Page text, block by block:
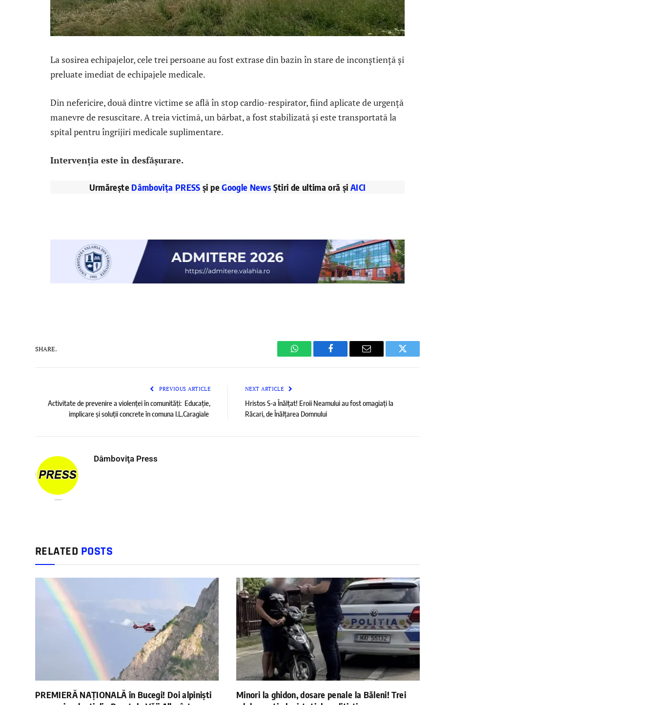
La sosirea echipajelor, cele trei persoane au fost extrase din bazin în stare de inconștiență și
preluate imediat de echipajele medicale.
Din nefericire, două dintre victime se află în stop cardio-respirator, fiind aplicate de urgență
manevre de resuscitare. A treia victimă, un bărbat, a fost stabilizată și este transportată la
spital pentru îngrijiri medicale suplimentare.
Intervenția este în desfășurare.
Urmărește Dâmbovița PRESS și peGoogle News Știri de ultima oră și AICI
SHARE.
WhatsAppFacebook Email Twitter
PREVIOUS ARTICLE
Activitate de prevenire a violenței în comunități: Educație,
implicare și soluții concrete în comuna I.L.Caragiale
NEXT ARTICLE
Hristos S-a Înălțat! Eroii Neamului au fost omagiați la
Răcari, de Înălțarea Domnului
Dâmboviţa Press
RELATED POSTS
PREMIERĂ NAȚIONALĂ în Bucegi! Doi alpiniști
Minori la ghidon, dosare penale la Băleni! Trei